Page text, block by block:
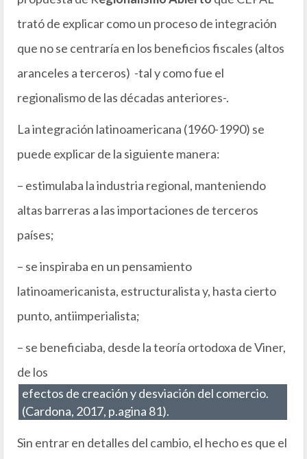
trató de explicar como un proceso de integración
que no se centraría en los beneficios fiscales (altos
aranceles a terceros) -tal y como fue el
regionalismo de las décadas anteriores-.
La integración latinoamericana (1960-1990) se
puede explicar de la siguiente manera:
– estimulaba la industria regional, manteniendo
altas barreras a las importaciones de terceros
países;
– se inspiraba en un pensamiento
latinoamericanista, estructuralista y, hasta cierto
punto, antiimperialista;
– se beneficiaba, desde la teoría ortodoxa de Viner,
de los
efectos de creación y desviación del comercio.
(Cardona, 2017, p.agina 81).
Sin entrar en detalles del cambio, el hecho es que el